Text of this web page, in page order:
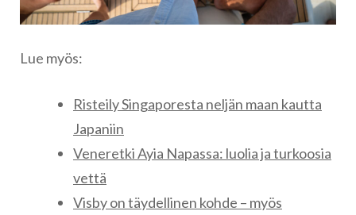
Lue myös:
Risteily Singaporesta neljän maan kautta
Japaniin
Veneretki Ayia Napassa: luolia ja turkoosia
vettä
Visby on täydellinen kohde – myös